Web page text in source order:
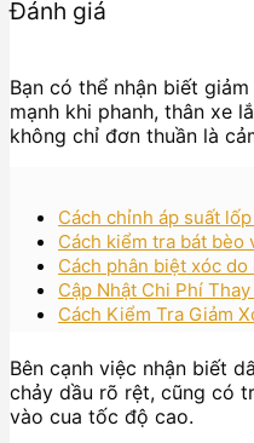
Đánh giá
Bạn có thể nhận biết
mạnh khi phanh, thân xe
không chỉ đơn thuần là
Cách chỉnh áp suất
Cách kiểm tra bát bèo
Cách phân biệt xóc
Cập Nhật Chi Phí
Cách Kiểm Tra Giảm
Bên cạnh việc nhận biết
chảy dầu rõ rệt, cũng có
vào cua tốc độ cao.